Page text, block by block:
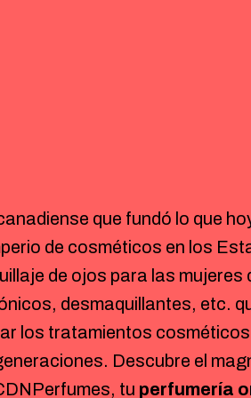
que fundó lo que
de cosméticos en los
de ojos para las mujeres
desmaquillantes, etc.
los tratamientos cosméticos
Descubre el
tu perfumería